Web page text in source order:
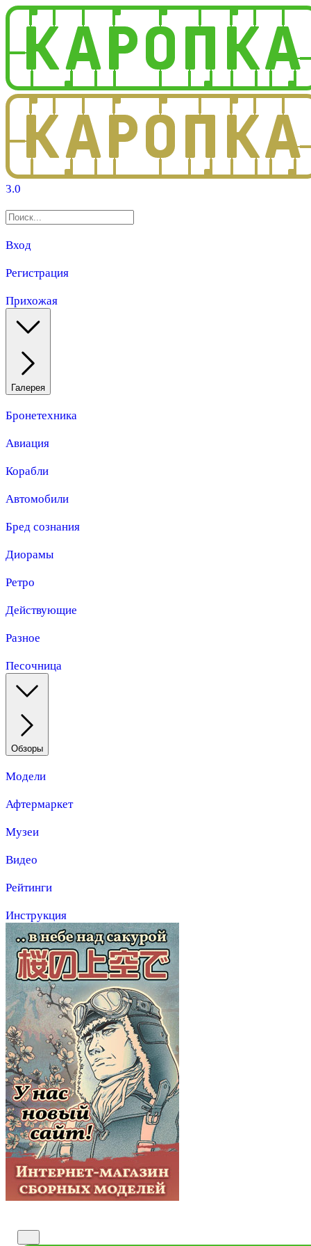
3.0
Вход
Регистрация
Прихожая
Галерея
Бронетехника
Авиация
Корабли
Автомобили
Бред сознания
Диорамы
Ретро
Действующие
Разное
Песочница
Обзоры
Модели
Афтермаркет
Музеи
Видео
Рейтинги
Инструкция